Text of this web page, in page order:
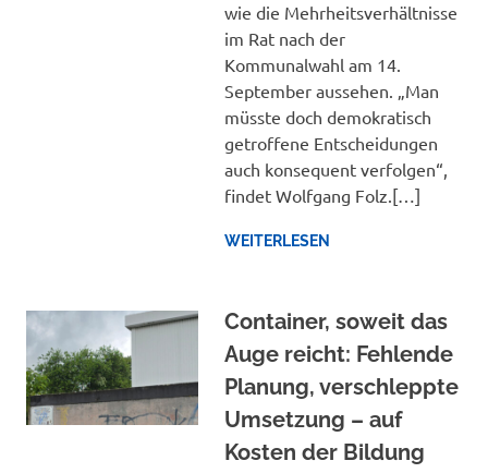
wie die Mehrheitsverhältnisse
im Rat nach der
Kommunalwahl am 14.
September aussehen. „Man
müsste doch demokratisch
getroffene Entscheidungen
auch konsequent verfolgen“,
findet Wolfgang Folz.[…]
WEITERLESEN
Container, soweit das
Auge reicht: Fehlende
Planung, verschleppte
Umsetzung – auf
Kosten der Bildung